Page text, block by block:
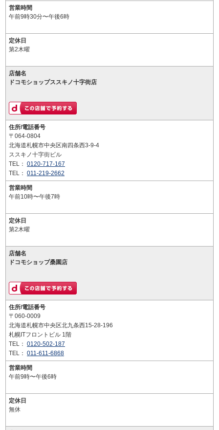
営業時間
午前9時30分〜午後6時
定休日
第2木曜
店舗名
ドコモショップススキノ十字街店
住所/電話番号
〒064-0804
北海道札幌市中央区南四条西3-9-4
ススキノ十字街ビル
TEL： 0120-717-167
TEL： 011-219-2662
営業時間
午前10時〜午後7時
定休日
第2木曜
店舗名
ドコモショップ桑園店
住所/電話番号
〒060-0009
北海道札幌市中央区北九条西15-28-196
札幌ITフロントビル 1階
TEL： 0120-502-187
TEL： 011-611-6868
営業時間
午前9時〜午後6時
定休日
無休